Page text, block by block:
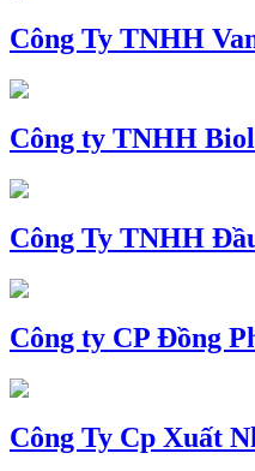
Công Ty TNHH
Công ty TNHH
Công Ty TNHH
Công ty CP Đồng
Công Ty Cp Xuất